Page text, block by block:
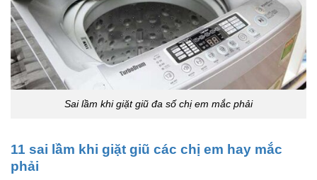
Sai lầm khi giặt giũ đa số chị em mắc phải
11 sai lầm khi giặt giũ các chị em hay mắc
phải